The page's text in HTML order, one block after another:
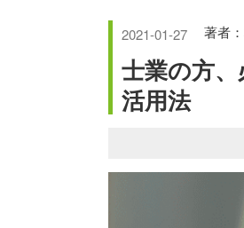
2021-01-27 著者
士業の方
活用法